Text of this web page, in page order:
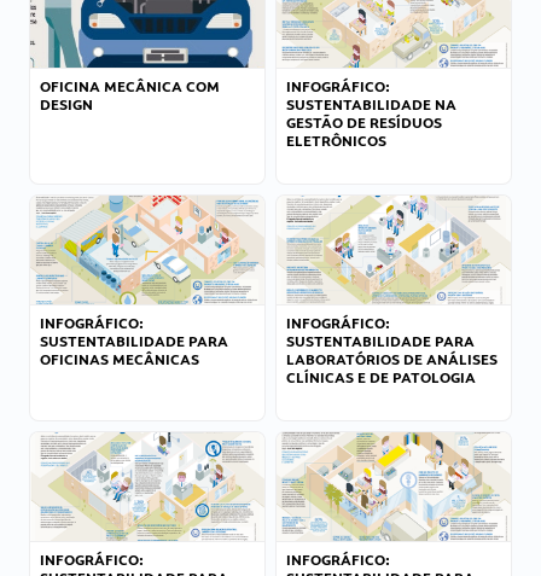
OFICINA MECÂNICA COM
DESIGN
INFOGRÁFICO:
SUSTENTABILIDADE NA
GESTÃO DE RESÍDUOS
ELETRÔNICOS
INFOGRÁFICO:
SUSTENTABILIDADE PARA
OFICINAS MECÂNICAS
INFOGRÁFICO:
SUSTENTABILIDADE PARA
LABORATÓRIOS DE ANÁLISES
CLÍNICAS E DE PATOLOGIA
INFOGRÁFICO:
INFOGRÁFICO: